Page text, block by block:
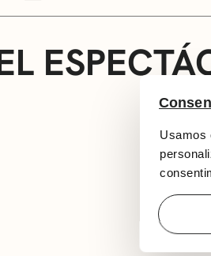
Usamos